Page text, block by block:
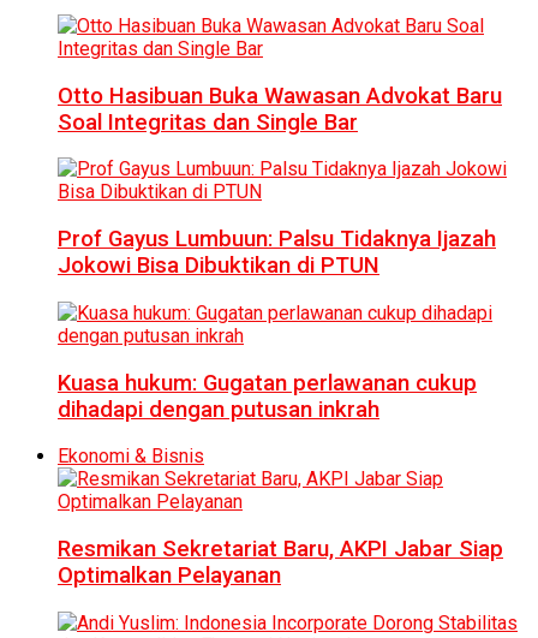
Otto Hasibuan Buka Wawasan Advokat Baru
Soal Integritas dan Single Bar
Prof Gayus Lumbuun: Palsu Tidaknya Ijazah
Jokowi Bisa Dibuktikan di PTUN
Kuasa hukum: Gugatan perlawanan cukup
dihadapi dengan putusan inkrah
Ekonomi & Bisnis
Resmikan Sekretariat Baru, AKPI Jabar Siap
Optimalkan Pelayanan